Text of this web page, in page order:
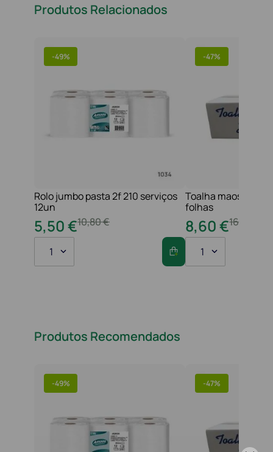
Produtos Relacionados
-49%
Rolo jumbo pasta 2f 210 serviços
12un
10,80€
5,50€
1
-47%
Toalha maos 2f
folhas
16
8,60€
1
Produtos Recomendados
-49% -47%